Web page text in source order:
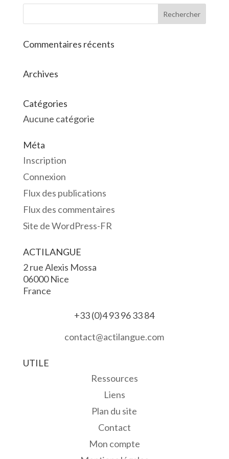
Commentaires récents
Archives
Catégories
Aucune catégorie
Méta
Inscription
Connexion
Flux des publications
Flux des commentaires
Site de WordPress-FR
ACTILANGUE
2 rue Alexis Mossa
06000 Nice
France
+33 (0)4 93 96 33 84
contact@actilangue.com
UTILE
Ressources
Liens
Plan du site
Contact
Mon compte